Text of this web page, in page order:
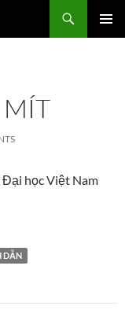
học Việt Nam
DẪN